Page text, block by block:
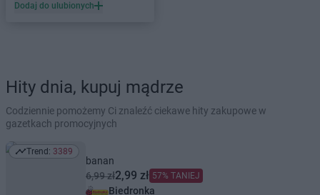
Dodaj do ulubionych
Hity dnia, kupuj mądrze
Codziennie pomożemy Ci znaleźć ciekawe hity zakupowe w
gazetkach promocyjnych
Trend: 3389
Trend: 3389
banan
6,99 zł2,99 zł 57% TANIEJ
Biedronka